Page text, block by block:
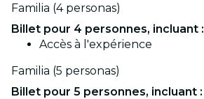
⁠Familia (4 personas)
Billet pour 4 personnes, incluant :
Accès à l'expérience
⁠Familia (5 personas)
Billet pour 5 personnes, incluant :